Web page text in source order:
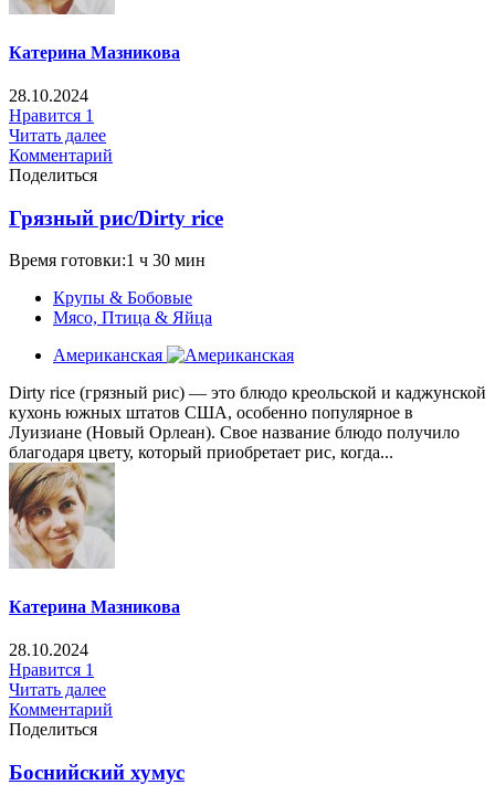
Катерина Мазникова
28.10.2024
Нравится 1
Читать далее
Комментарий
Поделиться
Грязный рис/Dirty rice
Время готовки:1 ч 30 мин
Крупы & Бобовые
Мясо, Птица & Яйца
Американская
Dirty rice (грязный рис) — это блюдо креольской и каджунской
кухонь южных штатов США, особенно популярное в
Луизиане (Новый Орлеан). Свое название блюдо получило
благодаря цвету, который приобретает рис, когда...
Катерина Мазникова
28.10.2024
Нравится 1
Читать далее
Комментарий
Поделиться
Боснийский хумус